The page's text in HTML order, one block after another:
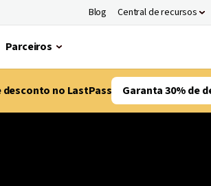
Blog Central de recursos
Parceiros
desconto no LastPass Garanta 30% de